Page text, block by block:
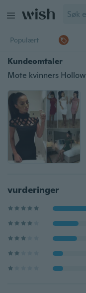
Populært
Kundeomtaler
vurderinger